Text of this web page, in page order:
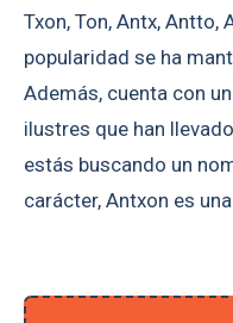
Txon, Ton, Antx, Antto,
popularidad se ha
Además, cuenta con
ilustres que han
estás buscando un
carácter, Antxon es